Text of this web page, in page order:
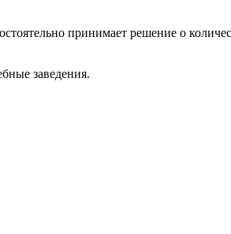
принимает решение о
заведения.